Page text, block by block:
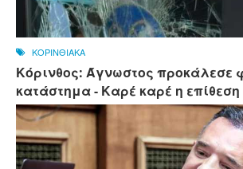
ΚΟΡΙΝΘΙΑΚΑ
Κόρινθος: Άγνωστος προκάλεσε
κατάστημα - Καρέ καρέ η